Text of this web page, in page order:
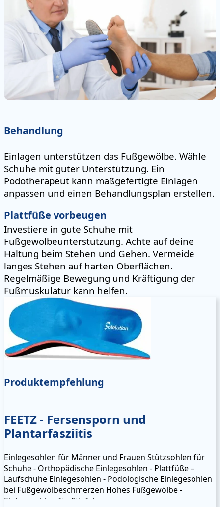
Behandlung
Einlagen unterstützen das Fußgewölbe. Wähle
Schuhe mit guter Unterstützung. Ein
Podotherapeut kann maßgefertigte Einlagen
anpassen und einen Behandlungsplan erstellen.
Plattfüße vorbeugen
Investiere in gute Schuhe mit
Fußgewölbeunterstützung. Achte auf deine
Haltung beim Stehen und Gehen. Vermeide
langes Stehen auf harten Oberflächen.
Regelmäßige Bewegung und Kräftigung der
Fußmuskulatur kann helfen.
Produktempfehlung
FEETZ - Fersensporn und
Plantarfasziitis
Einlegesohlen für Männer und Frauen Stützsohlen für
Schuhe - Orthopädische Einlegesohlen - Plattfüße –
Laufschuhe Einlegesohlen - Podologische Einlegesohlen
bei Fußgewölbeschmerzen Hohes Fußgewölbe -
Einlegesohlen für Stiefel